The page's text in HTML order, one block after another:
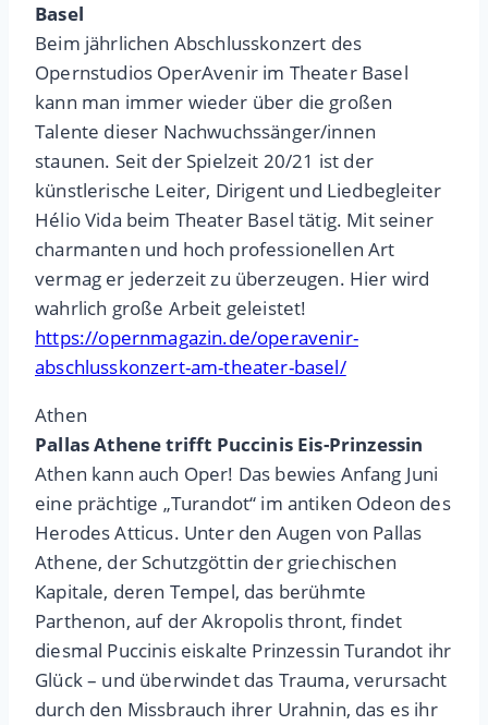
Basel
Beim jährlichen Abschlusskonzert des
Opernstudios OperAvenir im Theater Basel
kann man immer wieder über die großen
Talente dieser Nachwuchssänger/innen
staunen. Seit der Spielzeit 20/21 ist der
künstlerische Leiter, Dirigent und Liedbegleiter
Hélio Vida beim Theater Basel tätig. Mit seiner
charmanten und hoch professionellen Art
vermag er jederzeit zu überzeugen. Hier wird
wahrlich große Arbeit geleistet!
https://opernmagazin.de/operavenir-
abschlusskonzert-am-theater-basel/
Athen
Pallas Athene trifft Puccinis Eis-Prinzessin
Athen kann auch Oper! Das bewies Anfang Juni
eine prächtige „Turandot“ im antiken Odeon des
Herodes Atticus. Unter den Augen von Pallas
Athene, der Schutzgöttin der griechischen
Kapitale, deren Tempel, das berühmte
Parthenon, auf der Akropolis thront, findet
diesmal Puccinis eiskalte Prinzessin Turandot ihr
Glück – und überwindet das Trauma, verursacht
durch den Missbrauch ihrer Urahnin, das es ihr